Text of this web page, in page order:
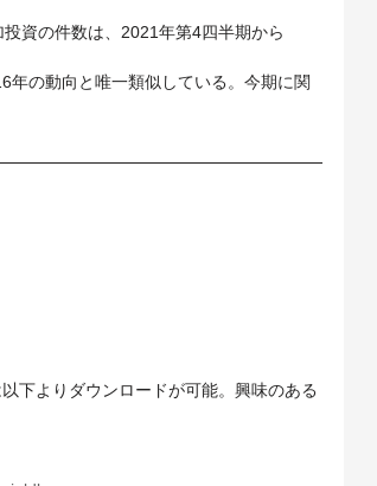
資の件数は、2021年第4四半期から
年の動向と唯一類似している。今期に関
以下よりダウンロードが可能。興味のある